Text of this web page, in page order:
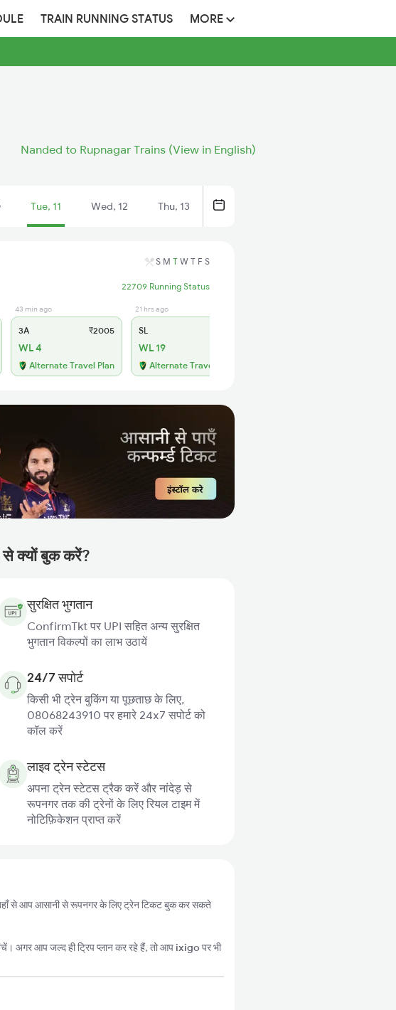
TRAIN RUNNING STATUS MORE
Nanded to Rupnagar Trains (View in English)
Tue, 11 Wed, 12 Thu, 13
S M T W T F S
22709 Running Status
43 min ago
3A ₹2005
WL 4
Alternate Travel Plan
21 hrs ago
SL
WL 19
Alternate Travel Plan
क्यों बुक करें?
सुरक्षित भुगतान
ConfirmTkt पर UPI सहित अन्य सुरक्षित
भुगतान विकल्पों का लाभ उठायें
24/7 सपोर्ट
किसी भी ट्रेन बुकिंग या पूछताछ के लिए,
08068243910 पर हमारे 24x7 सपोर्ट को
कॉल करें
लाइव ट्रेन स्टेटस
अपना ट्रेन स्टेटस ट्रैक करें और नांदेड़ से
रूपनगर तक की ट्रेनों के लिए रियल टाइम में
नोटिफ़िकेशन प्राप्त करें
से आप आसानी से रूपनगर के लिए ट्रेन टिकट बुक कर सकते
अगर आप जल्द ही ट्रिप प्लान कर रहे हैं, तो आप ixigoपर भी